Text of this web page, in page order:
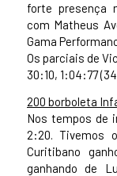
forte presença
com Matheus
Gama
Os parciais de
30:10, 1:04:77
200 borboleta
Nos tempos de
2:20. Tivemos
Curitibano
ganhando de